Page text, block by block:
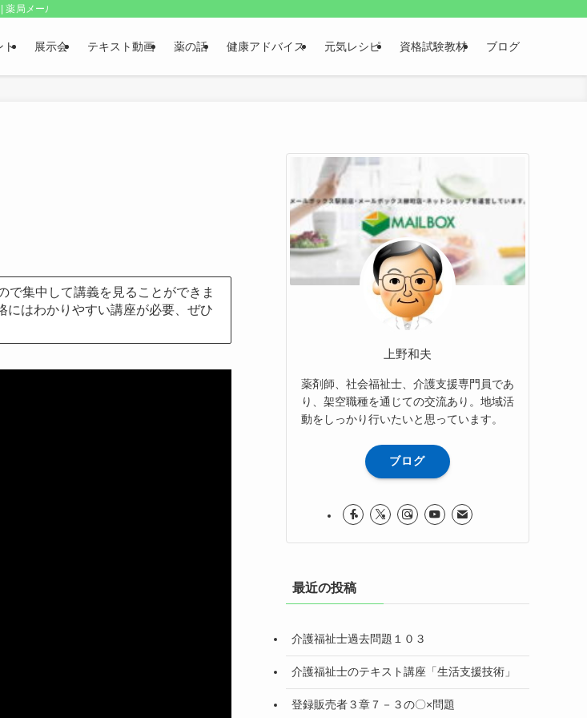
局メールボックス・上野和夫のつどつど
ト 展示会 テキスト動画 薬の話 健康アドバイス 元気レシピ 資格試験教材 ブログ
集中して講義を見ることができま
にはわかりやすい講座が必要、ぜひ
上野和夫
薬剤師、社会福祉士、介護支援専門員であ
り、架空職種を通じての交流あり。地域活
動をしっかり行いたいと思っています。
ブログ
最近の投稿
介護福祉士過去問題１０３
介護福祉士のテキスト講座「生活支援技術」
登録販売者３章７－３の〇×問題